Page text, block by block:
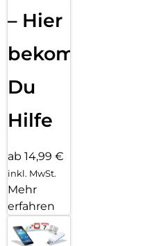
– Hier
bekommst
Du
Hilfe
ab 14,99 €
inkl. MwSt.
Mehr
erfahren